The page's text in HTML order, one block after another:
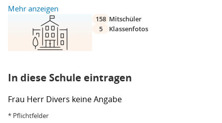
Mehr anzeigen
158 Mitschüler
5
Klassenfotos
In diese Schule eintragen
Frau Herr Divers keine Angabe
* Pflichtfelder